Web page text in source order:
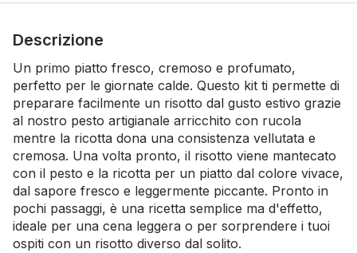
Descrizione
Un primo piatto fresco, cremoso e profumato,
perfetto per le giornate calde. Questo kit ti permette di
preparare facilmente un risotto dal gusto estivo grazie
al nostro pesto artigianale arricchito con rucola
mentre la ricotta dona una consistenza vellutata e
cremosa. Una volta pronto, il risotto viene mantecato
con il pesto e la ricotta per un piatto dal colore vivace,
dal sapore fresco e leggermente piccante. Pronto in
pochi passaggi, è una ricetta semplice ma d'effetto,
ideale per una cena leggera o per sorprendere i tuoi
ospiti con un risotto diverso dal solito.